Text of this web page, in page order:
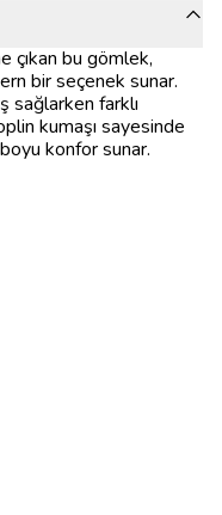
çıkan bu gömlek,
bir seçenek sunar.
sağlarken farklı
kumaşı sayesinde
konfor sunar.